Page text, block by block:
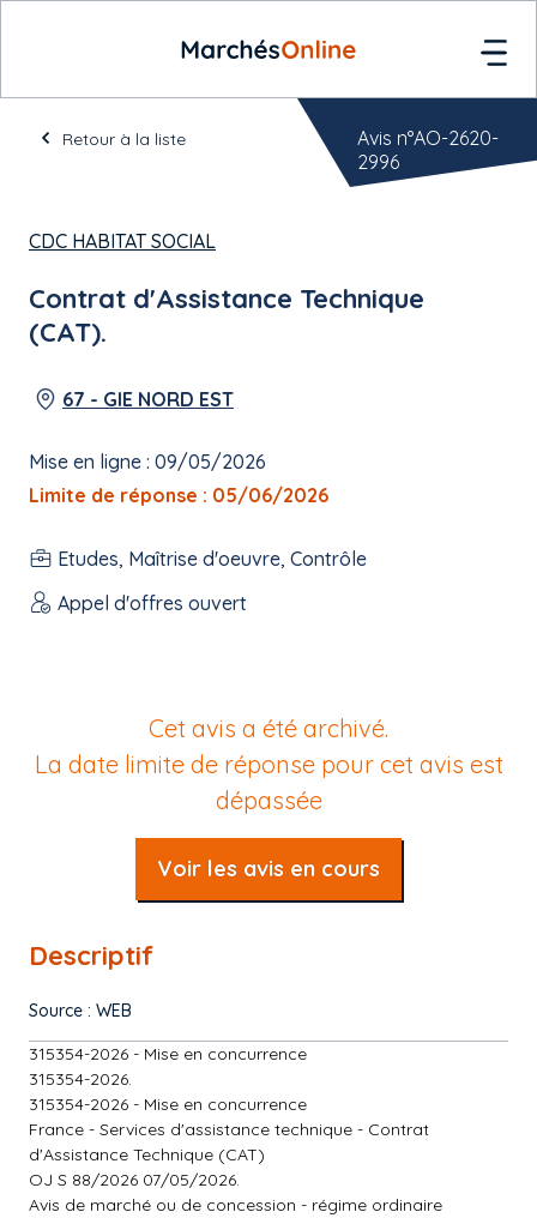
Retour à la liste
CDC HABITAT SOCIAL
Contrat d'Assistance Technique
(CAT).
67 - GIE NORD EST
Mise en ligne : 09/05/2026
Limite de réponse : 05/06/2026
Etudes, Maîtrise d'oeuvre, Contrôle
Appel d'offres ouvert
Avis n°AO-2620-
2996
Cet avis a été archivé.
La date limite de réponse pour cet avis est
dépassée
Voir les avis en cours
Descriptif
Source : WEB
315354-2026 - Mise en concurrence
315354-2026.
315354-2026 - Mise en concurrence
France - Services d'assistance technique - Contrat
d'Assistance Technique (CAT)
OJ S 88/2026 07/05/2026.
Avis de marché ou de concession - régime ordinaire